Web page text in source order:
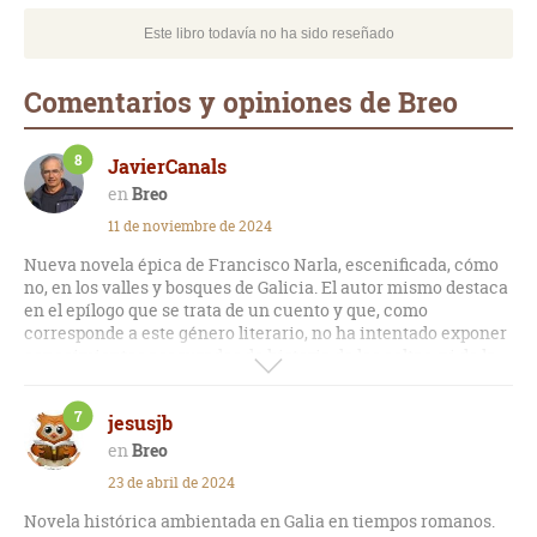
Este libro todavía no ha sido reseñado
Comentarios y opiniones de Breo
JavierCanals
Breo
8
11 de noviembre de 2024
Nueva novela épica de Francisco Narla, escenificada, cómo
no, en los valles y bosques de Galicia. El autor mismo destaca
en el epílogo que se trata de un cuento y que, como
corresponde a este género literario, no ha intentado exponer
conocimientos asegurados de historia de los celtas, ni de la
técnica de extracción de oro que podemos intuir en Las
Médulas. No obstante, el autor se ha esforzado por imbuir su
narración de elementos que acentúan el carácter épico de la
trama.
El cuento relata la rebelión de unos pocos celtas contra los
omnipotentes romanos. La fama del líder a su pesar y las
jesusjb
Breo
7
23 de abril de 2024
Novela histórica ambientada en Galia en tiempos romanos.